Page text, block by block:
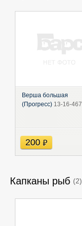
Верша большая
(Прогресс) 13-16-467
200 руб
Капканы рыб (2)